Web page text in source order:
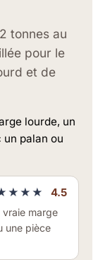
tonnes au
pour le
et de
lourde, un
palan ou
4.5
marge
une pièce